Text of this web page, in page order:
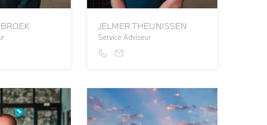
JELMER THEUNISSEN
Service Adviseur